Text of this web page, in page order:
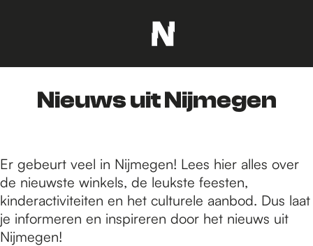
a
n
a
d
e
h
o
Nieuws uit Nijmegen
Er gebeurt veel in Nijmegen! Lees hier alles over
de nieuwste winkels, de leukste feesten,
kinderactiviteiten en het culturele aanbod. Dus laat
je informeren en inspireren door het nieuws uit
Nijmegen!